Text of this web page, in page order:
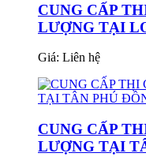
CUNG CẤP
LƯỢNG TẠI
Giá: Liên hệ
CUNG CẤP
LƯỢNG TẠI